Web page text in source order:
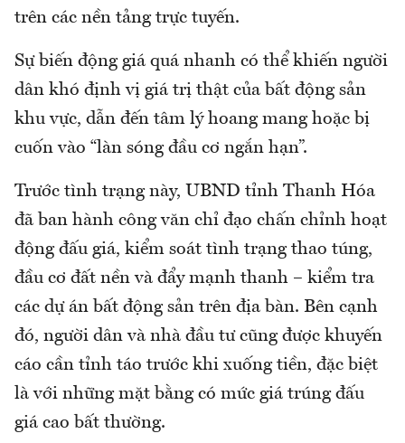
trên các nền tảng trực tuyến.
Sự biến động giá quá nhanh có thể khiến người
dân khó định vị giá trị thật của bất động sản
khu vực, dẫn đến tâm lý hoang mang hoặc bị
cuốn vào “làn sóng đầu cơ ngắn hạn”.
Trước tình trạng này, UBND tỉnh Thanh Hóa
đã ban hành công văn chỉ đạo chấn chỉnh hoạt
động đấu giá, kiểm soát tình trạng thao túng,
đầu cơ đất nền và đẩy mạnh thanh – kiểm tra
các dự án bất động sản trên địa bàn. Bên cạnh
đó, người dân và nhà đầu tư cũng được khuyến
cáo cần tỉnh táo trước khi xuống tiền, đặc biệt
là với những mặt bằng có mức giá trúng đấu
giá cao bất thường.